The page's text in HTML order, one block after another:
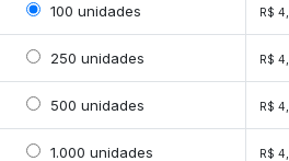
Selecionar 100 unidades
100 unidades R$
Selecionar 250 unidades
250 unidades R$
Selecionar 500 unidades
500 unidades R$
Selecionar 1000 unidades
1.000 unidades R$